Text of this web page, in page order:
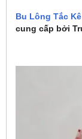
Bu Lông Tắc
cung cấp bởi